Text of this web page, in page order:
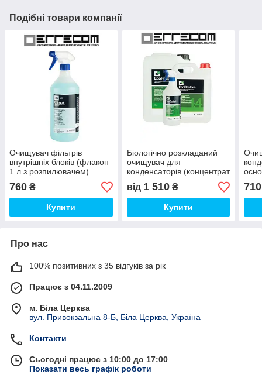
Подібні товари компанії
Очищувач фільтрів
внутрішніх блоків (флакон
1 л з розпилювачем)
Chinook AB1077.K.01
Errecom
760 ₴
Купити
Біологічно розкладаний
очищувач для
конденсаторів (концентрат
5 л) EcoRestore
AB1072.P.01 Errecom
від 1 510₴
Купити
710
Про нас
100% позитивних з 35 відгуків за рік
Працює з 04.11.2009
м. Біла Церква
вул. Привокзальна 8-Б, Біла Церква, Україна
Контакти
Сьогодні працює з 10:00 до 17:00
Показати весь графік роботи